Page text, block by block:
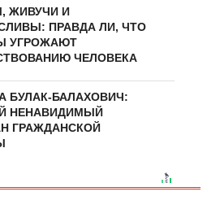
ЖИВУЧИ И
ПРАВДА ЛИ, ЧТО
УГРОЖАЮТ
ЧЕЛОВЕКА
БУЛАК-БАЛАХОВИЧ:
НЕНАВИДИМЫЙ
ГРАЖДАНСКОЙ